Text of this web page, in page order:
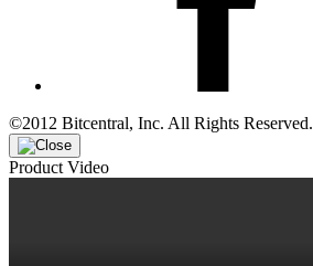
©2012 Bitcentral, Inc. All Rights Reserved.
Product Video